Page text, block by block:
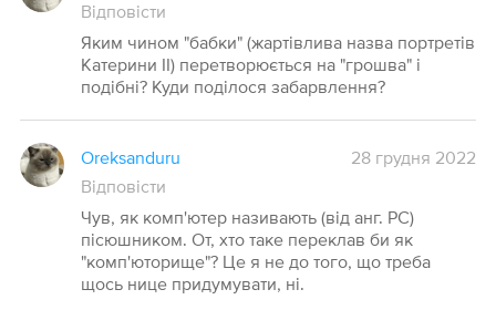
Відповісти
Яким чином "бабки" (жартівлива назва портретів
Катерини II) перетворюється на "грошва" і
подібні? Куди поділося забарвлення?
Oreksanduru
28 грудня 2022
Відповісти
Чув, як комп'ютер називають (від анг. PC)
пісюшником. От, хто таке переклав би як
"комп'юторище"? Це я не до того, що треба
щось нице придумувати, ні.